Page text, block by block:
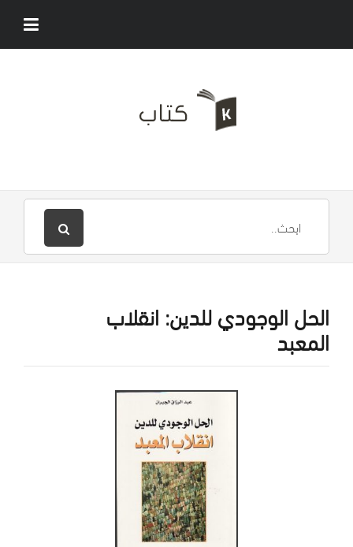
الحل الوجودي للدين: انقلاب
المعبد